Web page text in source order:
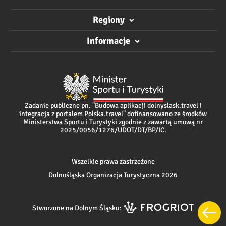
Regiony
Informacje
Zadanie publiczne pn. "Budowa aplikacji dolnyslask.travel i
integracja z portalem Polska.travel" dofinansowano ze środków
Ministerstwa Sportu i Turystyki zgodnie z zawartą umową nr
2025/0056/1276/UDOT/DT/BP/IC.
Wszelkie prawa zastrzeżone
Dolnośląska Organizacja Turystyczna 2026
Stworzone na Dolnym Śląsku: